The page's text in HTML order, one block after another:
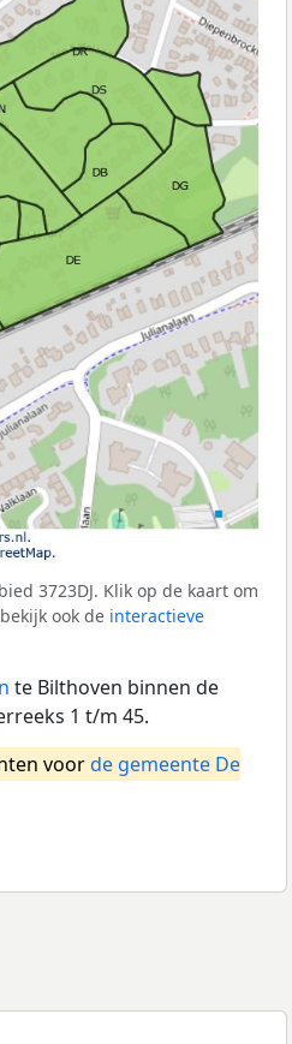
3723DJ. Klik op de kaart om
ook de interactieve
te Bilthoven binnen de
1 t/m 45.
voorde gemeente De